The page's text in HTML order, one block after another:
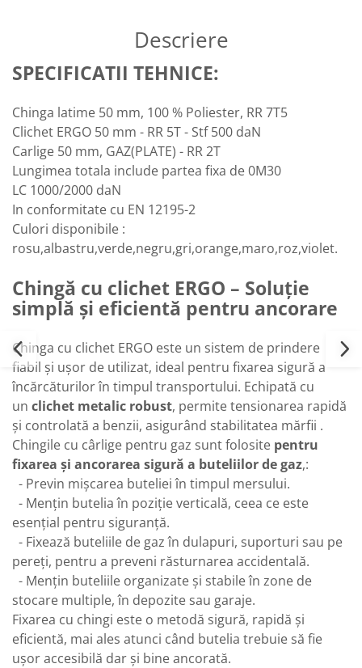
Descriere
SPECIFICATII TEHNICE:
Chinga latime 50 mm, 100 % Poliester, RR 7T5
Clichet ERGO 50 mm - RR 5T - Stf 500 daN
Carlige 50 mm, GAZ(PLATE) - RR 2T
Lungimea totala include partea fixa de 0M30
LC 1000/2000 daN
In conformitate cu EN 12195-2
Culori disponibile :
rosu,albastru,verde,negru,gri,orange,maro,roz,violet.
Chingă cu clichet ERGO – Soluție
simplă și eficientă pentru ancorare
Chinga cu clichet ERGO este un sistem de prindere
fiabil și ușor de utilizat, ideal pentru fixarea sigură a
încărcăturilor în timpul transportului. Echipată cu
un clichet metalic robust, permite tensionarea rapidă
și controlată a benzii, asigurând stabilitatea mărfii .
Chingile cu cârlige pentru gaz sunt folosite pentru
fixarea și ancorarea sigură a buteliilor de gaz,:
- Previn mișcarea buteliei în timpul mersului.
- Mențin butelia în poziție verticală, ceea ce este
esențial pentru siguranță.
- Fixează buteliile de gaz în dulapuri, suporturi sau pe
pereți, pentru a preveni răsturnarea accidentală.
- Mențin buteliile organizate și stabile în zone de
stocare multiple, în depozite sau garaje.
Fixarea cu chingi este o metodă sigură, rapidă și
eficientă, mai ales atunci când butelia trebuie să fie
ușor accesibilă dar și bine ancorată.